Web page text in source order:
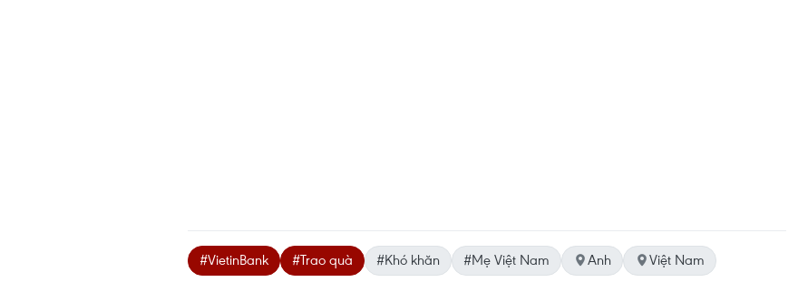
#VietinBank #Trao quà #Khó khăn #Mẹ Việt Nam Anh Việt Nam